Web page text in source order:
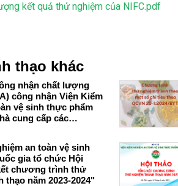
kết quả thử nghiệm của NIFC.pdf
thạo khác
nhận chất lượng
nhận Viện Kiểm
vệ sinh thực phẩm
an toàn vệ sinh
gia tổ chức Hội
chương trình thử
thạo năm 2023-2024"